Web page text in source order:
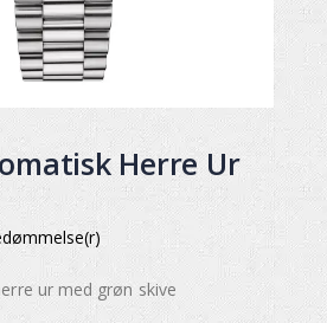
Herre Ur
ur med grøn skive